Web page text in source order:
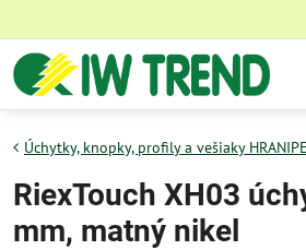
Úchytky, knopky, profily a vešiaky
RiexTouch XH03
mm, matný nikel